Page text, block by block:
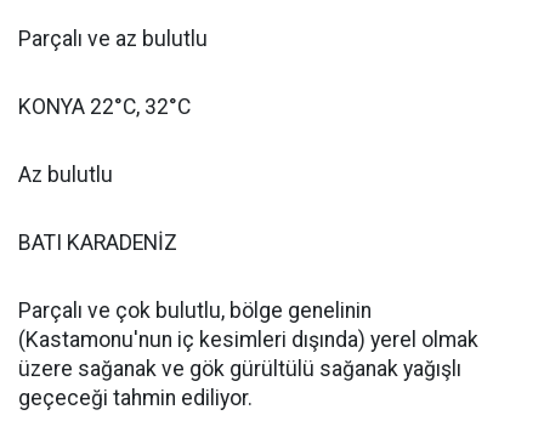
Parçalı ve az bulutlu
KONYA 22°C, 32°C
Az bulutlu
BATI KARADENİZ
Parçalı ve çok bulutlu, bölge genelinin
(Kastamonu'nun iç kesimleri dışında) yerel olmak
üzere sağanak ve gök gürültülü sağanak yağışlı
geçeceği tahmin ediliyor.